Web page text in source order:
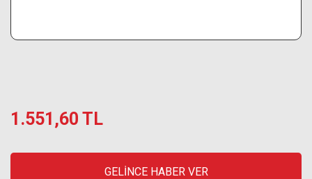
1.551,60 TL
GELİNCE HABER VER